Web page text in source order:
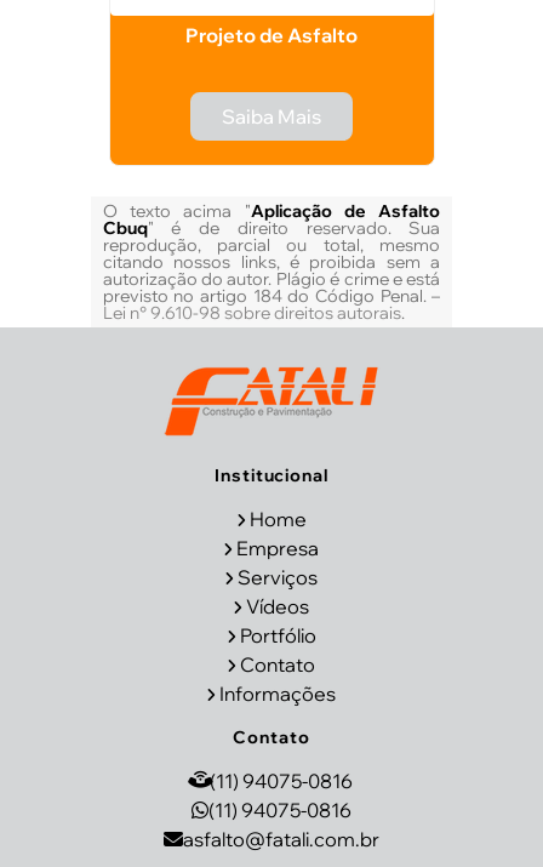
Projeto de Asfalto
Saiba Mais
O texto acima "Aplicação de Asfalto
Cbuq" é de direito reservado. Sua
reprodução, parcial ou total, mesmo
citando nossos links, é proibida sem a
autorização do autor. Plágio é crime e está
previsto no artigo 184 do Código Penal. –
Lei n° 9.610-98 sobre direitos autorais.
Institucional
Home
Empresa
Serviços
Vídeos
Portfólio
Contato
Informações
Contato
(11) 94075-0816
(11) 94075-0816
asfalto@fatali.com.br